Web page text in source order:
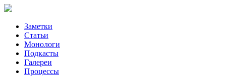
Заметки
Статьи
Монологи
Подкасты
Галереи
Процессы